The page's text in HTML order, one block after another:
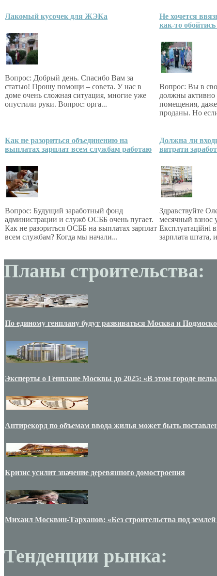
Лакомый кусочек для ЖЭКа
Вопрос: Добрый день. Спасибо Вам за
статью! Прошу помощи – совета. У нас в
доме очень сложная ситуация, многие уже
опустили руки. Вопрос: орга...
Не хочется
как-то
Вопрос: Вы в
должны активно
помещения,
проданы. Но
Как не разориться объединению на
выплатах зарплат всем службам работаю
Вопрос: Будущий заработный фонд
администрации и служб ОСББ очень пугает.
Как не разориться ОСББ на выплатах зарплат
всем службам? Когда мы начали...
Должна ли
витрати
Здравствуйте
месячный взнос
Експлуатаційні
зарплата штата,
Планы строительства:
По единому генплану будут развиваться Москва и
Эксперты о Генплане Москвы до 2025: «В этом городе
Антирекорд по объемам ввода жилья может быть
Кризис усилит значение деревянного домостроения
Михаил Москвин-Тарханов: «Без строительства под
Тенденции рынка: